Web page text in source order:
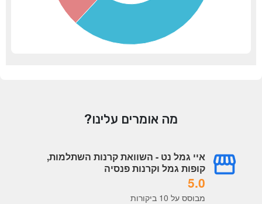
מה אומרים עלינו?
איי גמל נט - השוואת קרנות השתלמות,
קופות גמל וקרנות פנסיה
5.0
מבוסס על 10 ביקורות